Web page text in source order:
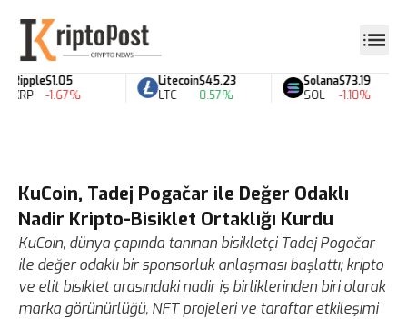
Ripple
XRP
$1.05
-1.67%
Litecoin
LTC
$45.23
0.57%
Solana
SOL
$73.19
-1.10%
KuCoin, Tadej Pogačar ile Değer Odaklı
Nadir Kripto-Bisiklet Ortaklığı Kurdu
KuCoin, dünya çapında tanınan bisikletçi Tadej Pogačar
ile değer odaklı bir sponsorluk anlaşması başlattı; kripto
ve elit bisiklet arasındaki nadir iş birliklerinden biri olarak
marka görünürlüğü, NFT projeleri ve taraftar etkileşimi